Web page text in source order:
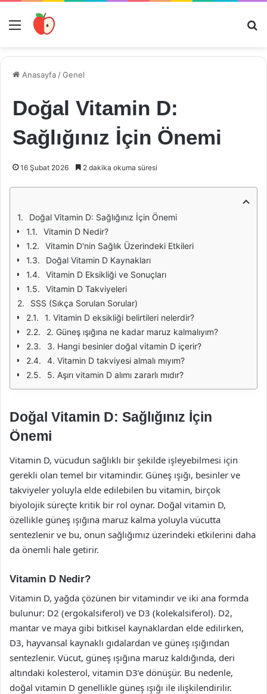
Menü
Anasayfa /Genel
Doğal Vitamin D:
Sağlığınız İçin Önemi
16 Şubat 2026 2 dakika okuma süresi
Doğal Vitamin D: Sağlığınız İçin Önemi
Vitamin D Nedir?
Vitamin D'nin Sağlık Üzerindeki Etkileri
Doğal Vitamin D Kaynakları
Vitamin D Eksikliği ve Sonuçları
Vitamin D Takviyeleri
SSS (Sıkça Sorulan Sorular)
1. Vitamin D eksikliği belirtileri nelerdir?
2. Güneş ışığına ne kadar maruz kalmalıyım?
3. Hangi besinler doğal vitamin D içerir?
4. Vitamin D takviyesi almalı mıyım?
5. Aşırı vitamin D alımı zararlı mıdır?
Doğal Vitamin D: Sağlığınız İçin
Önemi
Vitamin D, vücudun sağlıklı bir şekilde işleyebilmesi için
gerekli olan temel bir vitamindir. Güneş ışığı, besinler ve
takviyeler yoluyla elde edilebilen bu vitamin, birçok
biyolojik süreçte kritik bir rol oynar. Doğal vitamin D,
özellikle güneş ışığına maruz kalma yoluyla vücutta
sentezlenir ve bu, onun sağlığımız üzerindeki etkilerini daha
da önemli hale getirir.
Vitamin D Nedir?
Vitamin D, yağda çözünen bir vitamindir ve iki ana formda
bulunur: D2 (ergokalsiferol) ve D3 (kolekalsiferol). D2,
mantar ve maya gibi bitkisel kaynaklardan elde edilirken,
D3, hayvansal kaynaklı gıdalardan ve güneş ışığından
sentezlenir. Vücut, güneş ışığına maruz kaldığında, deri
altındaki kolesterol, vitamin D3’e dönüşür. Bu nedenle,
doğal vitamin D genellikle güneş ışığı ile ilişkilendirilir.